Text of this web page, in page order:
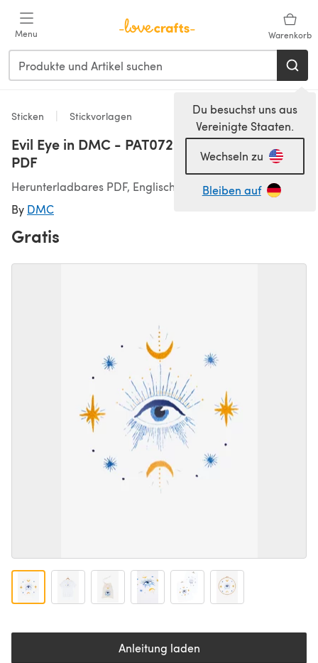
Menu Warenkorb
Du besuchst uns aus
Vereinigte Staaten.
Wechseln zu
Bleiben auf
Sticken Stickvorlagen
Evil Eye in DMC - PAT0725 - Downloadable
PDF
Herunterladbares PDF, Englisch
By DMC
Gratis
Anleitung laden(öffnet sich in einem neuen